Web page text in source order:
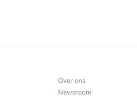
Over ons
Newsroom